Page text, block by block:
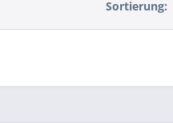
Sortierung: